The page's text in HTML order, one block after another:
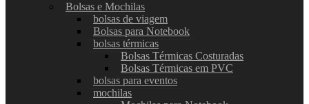
Bolsas e Mochilas
bolsas de viagem
Bolsas para Notebook
bolsas térmicas
Bolsas Térmicas Costuradas
Bolsas Térmicas em PVC
bolsas para eventos
mochilas